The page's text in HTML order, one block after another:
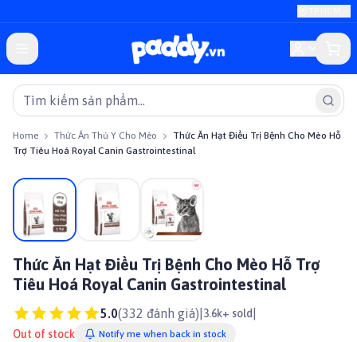
Home Thức Ăn Thú Y Cho Mèo
Thức Ăn Hạt Điều Trị Bệnh Cho Mèo Hỗ
Trợ Tiêu Hoá Royal Canin Gastrointestinal
On sale
Thức Ăn Hạt Điều Trị Bệnh Cho Mèo Hỗ Trợ
Tiêu Hoá Royal Canin Gastrointestinal
5.0(332 đánh giá) 3.6k+ sold
Out of stock Notify me when back in stock